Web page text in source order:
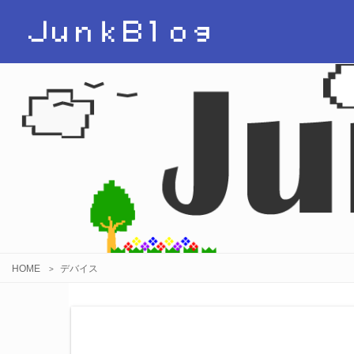
ＪｕｎｋＢｌｏｇ
HOME > デバイス